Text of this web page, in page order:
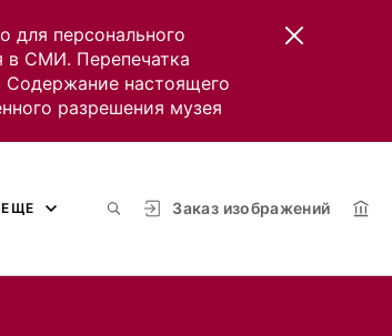
для персонального
в СМИ. Перепечатка
Содержание настоящего
разрешения музея
Заказ изображений
ЕЩЕ